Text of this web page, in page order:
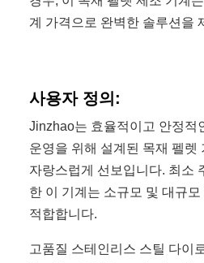
계 가격으로 완벽한 솔루션을
사용자 정의:
Jinzhao는 효율적이고 안정적
운영을 위해 설계된 목재 펠렛
자랑스럽게 선보입니다. 최소
한 이 기계는 소규모 및 대규
적합합니다.
고품질 스테인리스 스틸 다이